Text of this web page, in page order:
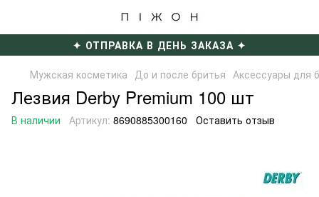
✦ ОТПРАВКА В ДЕНЬ ЗАКАЗА ✦
Мужская косметика До и после бритья Аксессуары для
Лезвия Derby Premium 100 шт
В наличии Артикул: 8690885300160 Оставить отзыв